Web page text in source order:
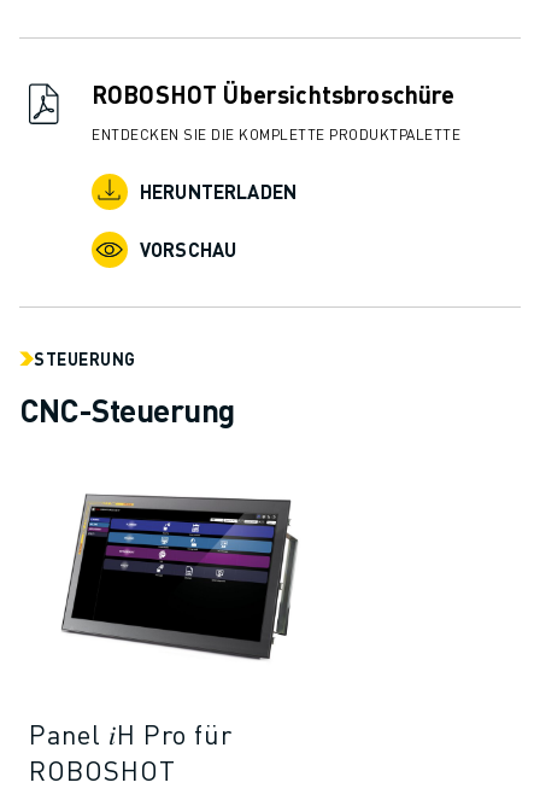
ROBOSHOT Übersichtsbroschüre
ENTDECKEN SIE DIE KOMPLETTE PRODUKTPALETTE
HERUNTERLADEN
VORSCHAU
STEUERUNG
CNC-Steuerung
Panel 𝑖H Pro für
ROBOSHOT